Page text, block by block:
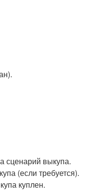
сценарий выкупа.
(если требуется).
куплен.